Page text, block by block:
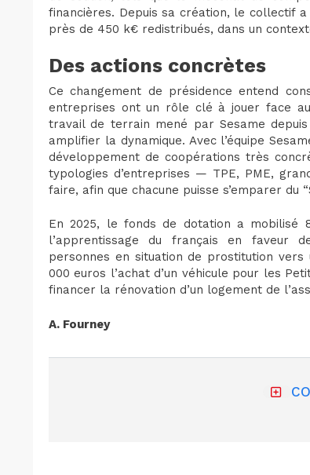
financières. Depuis sa création, le collectif
près de 450 k€ redistribués, dans un
Des actions concrètes
Ce changement de présidence entend
entreprises ont un rôle clé à jouer face
travail de terrain mené par Sesame
amplifier la dynamique. Avec l’équipe
développement de coopérations très
typologies d’entreprises — TPE, PME,
faire, afin que chacune puisse s’emparer du
En 2025, le fonds de dotation a mobilisé
l’apprentissage du français en faveur
personnes en situation de prostitution
000 euros l’achat d’un véhicule pour les
financer la rénovation d’un logement de
A. Fourney